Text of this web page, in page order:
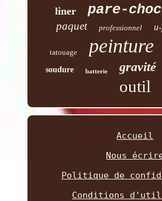
liner pare-
paquet professionnel
tatouage peinture
soudure batterie gravité
outil
Accueil
Nous
Politique de
Conditions